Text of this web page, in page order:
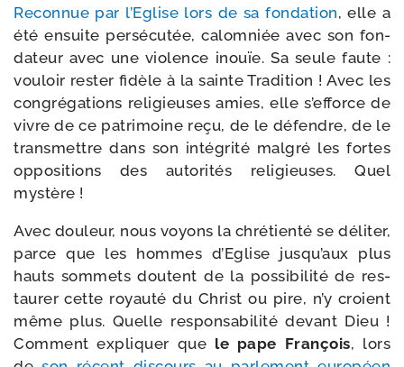
Reconnue par l’Eglise lors de sa fon­da­tion, elle a
été ensuite per­sé­cu­tée, calom­niée avec son fon­
da­teur avec une vio­lence inouïe. Sa seule faute :
vou­loir res­ter fidèle à la sainte Tradition ! Avec les
congré­ga­tions reli­gieuses amies, elle s’efforce de
vivre de ce patri­moine reçu, de le défendre, de le
trans­mettre dans son inté­gri­té mal­gré les fortes
oppo­si­tions des auto­ri­tés reli­gieuses. Quel
mystère !
Avec dou­leur, nous voyons la chré­tien­té se déli­ter,
parce que les hommes d’Eglise jusqu’aux plus
hauts som­mets doutent de la pos­si­bi­li­té de res­
tau­rer cette royau­té du Christ ou pire, n’y croient
même plus. Quelle res­pon­sa­bi­li­té devant Dieu !
Comment expli­quer que le pape François, lors